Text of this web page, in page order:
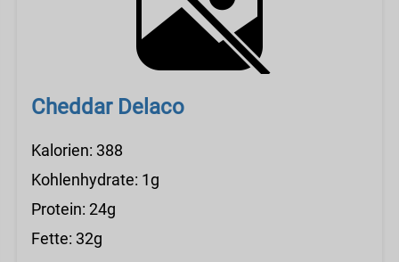
Cheddar Delaco
Kalorien: 388
Kohlenhydrate: 1g
Protein: 24g
Fette: 32g